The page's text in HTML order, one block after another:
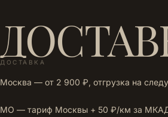
ДОСТАВКА
Москва — от 2 900 ₽, отгрузка на
МО — тариф Москвы + 50 ₽/км за